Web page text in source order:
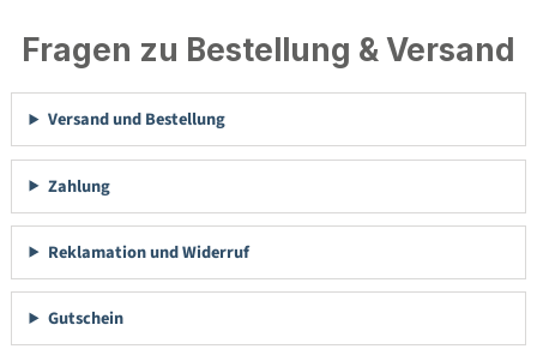
Fragen zu Bestellung & Versand
Versand und Bestellung
Zahlung
Reklamation und Widerruf
Gutschein